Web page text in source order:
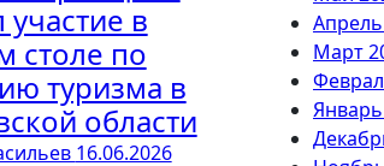
в
столе по
туризма в
области
16.06.2026
Март